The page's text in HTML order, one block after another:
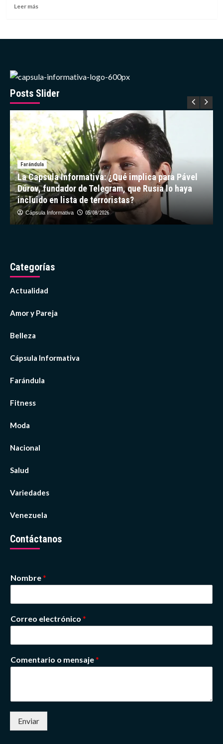
en
Leer másLeer
sus
vacaciones
Cartagena
Posts Slider
Farándula
La Capsula Informativa: ¿Qué implica para Pável
Dúrov, fundador de Telegram, que Rusia lo haya
incluido en lista de terroristas?
Cápsula Informativa 05/08/2026
Categorías
Actualidad
Amor y Pareja
Belleza
Cápsula Informativa
Farándula
Fitness
Moda
Nacional
Salud
Variedades
Venezuela
Contáctanos
Nombre*
Correo electrónico *
Comentario o mensaje*
Enviar